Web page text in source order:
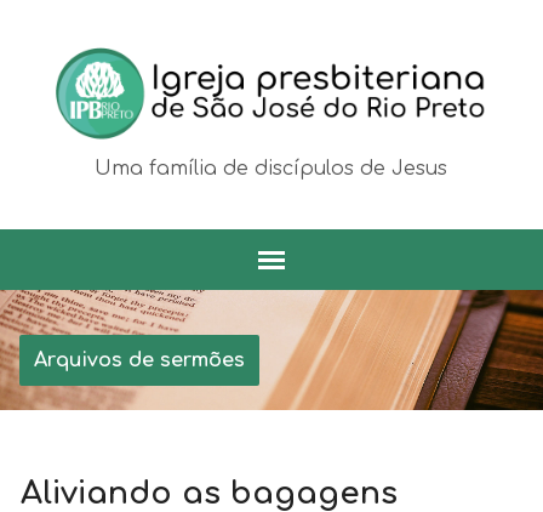
Uma família de discípulos de Jesus
Arquivos de sermões
Aliviando as bagagens